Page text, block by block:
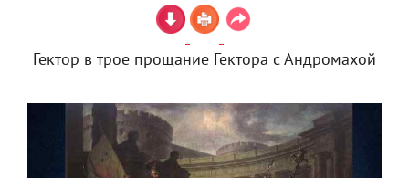
Гектор в трое прощание Гектора с Андромахой